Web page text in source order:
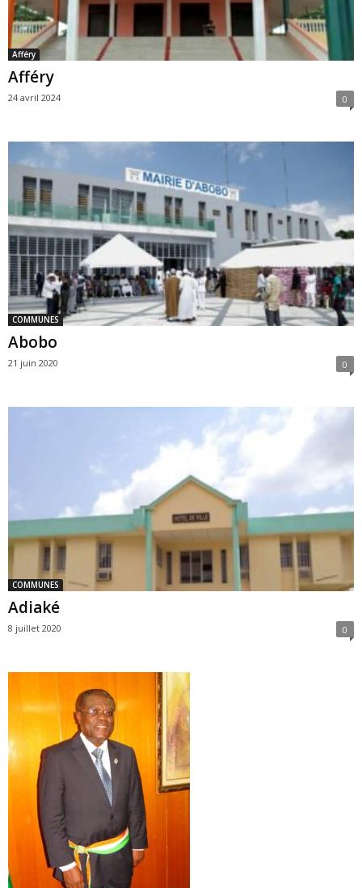
Afféry
Afféry
24 avril 2024 0
COMMUNES
Abobo
21 juin 2020 0
COMMUNES
Adiaké
8 juillet 2020 0